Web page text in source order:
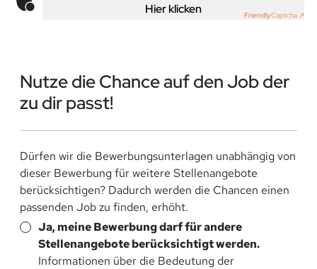
Hier klicken
FriendlyCaptcha ⇗
Nutze die Chance auf den Job der
zu dir passt!
Dürfen wir die Bewerbungsunterlagen unabhängig von
dieser Bewerbung für weitere Stellenangebote
berücksichtigen? Dadurch werden die Chancen einen
passenden Job zu finden, erhöht.
Ja, meine Bewerbung darf für andere
Stellenangebote berücksichtigt werden.
Informationen über die Bedeutung der